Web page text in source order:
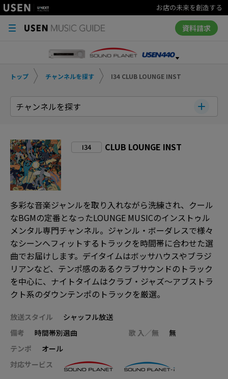
お店の未来を創造する
資料請求
トップ チャンネルを探す I34 CLUB LOUNGE INST
チャンネルを探す
I34 CLUB LOUNGE INST
多彩な音楽ジャンルを取り入れながら洗練され、クール
なBGMの定番となったLOUNGE MUSICのインストゥル
メンタル専門チャンネル。ジャンル・ボーダレスで様々
なシーンへフィットするトラックを時間帯に合わせた選
曲でお届けします。デイタイムはボッサハウスやブラジ
リアンなど、テンポ感のあるクラブサウンドのトラック
を中心に、ナイトタイムはクラブ・ジャズ～アブストラ
クト系のダウンテンポのトラックを厳選。
放送スタイル
シャッフル放送
備考
時間帯別選曲 歌 入／無
無
テンポ
オール
対応サービス